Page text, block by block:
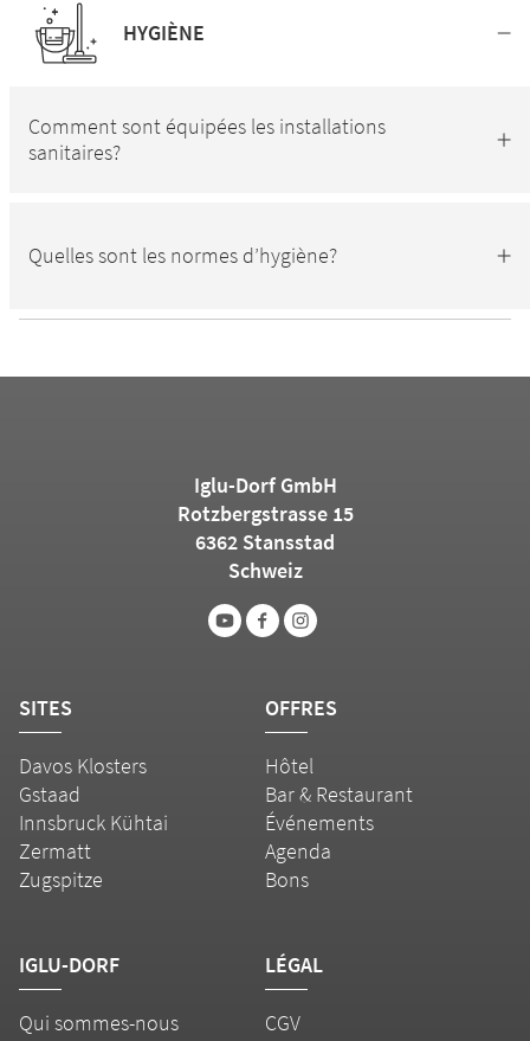
HYGIÈNE
Comment sont équipées les installations
sanitaires?
Quelles sont les normes d’hygiène?
Iglu-Dorf GmbH
Rotzbergstrasse 15
6362 Stansstad
Schweiz
SITES
Davos Klosters
Gstaad
Innsbruck Kühtai
Zermatt
Zugspitze
OFFRES
Hôtel
Bar & Restaurant
Événements
Agenda
Bons
IGLU-DORF
Qui sommes-nous
LÉGAL
CGV